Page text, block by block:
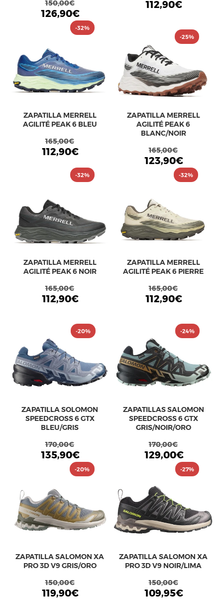
150,00€
126,90€
112,90€
ZAPATILLA MERRELL
AGILITÉ PEAK 6 BLEU
165,00€
-32%
112,90€
ZAPATILLA MERRELL
AGILITÉ PEAK 6
BLANC/NOIR
165,00€
-25%
123,90€
ZAPATILLA MERRELL
AGILITÉ PEAK 6 NOIR
165,00€
-32%
112,90€
ZAPATILLA MERRELL
AGILITÉ PEAK 6 PIERRE
165,00€
-32%
112,90€
ZAPATILLA SOLOMON
SPEEDCROSS 6 GTX
BLEU/GRIS
170,00€
-20%
135,90€
ZAPATILLAS SALOMON
SPEEDCROSS 6 GTX
GRIS/NOIR/ORO
170,00€
-24%
129,00€
ZAPATILLA SALOMON XA
PRO 3D V9 GRIS/ORO
150,00€
-20%
119,90€
ZAPATILLA SALOMON XA
PRO 3D V9 NOIR/LIMA
150,00€
-27%
109,95€